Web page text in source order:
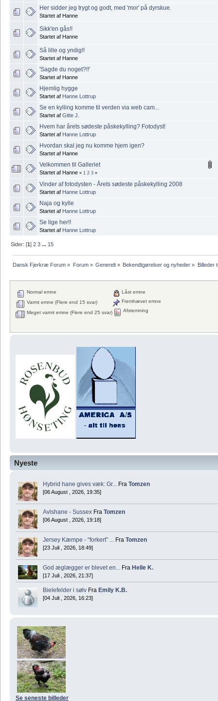
Nyeste
Hybrid hane gives væk: Gr... Fra Tomzen
[06 August , 2026, 19:35]
Avlshane - Sussex Fra Tomzen
[06 August , 2026, 19:18]
Jersey Kæmpe - “forkert” ... Fra Tomzen
[23 Juli , 2026, 18:49]
God æglægger er blevet en... Fra Helle K.
[17 Juli , 2026, 21:37]
Bielefelder i sølv Fra Emily K.B.
[04 Juli , 2026, 16:23]
Se seneste billeder
Her sidder jeg trygt og godt, med 'mor' på dyrskue.
Startet af Hanne
Sikk'en gås!!
Startet af Hanne
Så lille og yndig!!
Startet af Hanne
'Sagde du noget?!!'
Startet af Hanne
Hjemlig hygge
Startet af Hanne Lottrup
Se en kylling komme til verden via web cam...
Startet af Gitte J.
Hvem har årets sødeste påskekylling? Fotodyst!
Startet af Hanne Lottrup
Hvordan skal jeg nu komme hjem igen?
Startet af Hanne
Velkommen til Galleriet
Startet af Hanne « 1 2 3 »
Vinder af fotodysten - Årets sødeste påskekylling 2008
Startet af Hanne Lottrup
Naja og kylle
Startet af Hanne Lottrup
Se lige her!!
Startet af Hanne Lottrup
Sider: [1]2 3 ... 15
Dansk Fjerkræ Forum » Forum» Generelt» Bekendtgørelser og nyheder » Billeder
Normal emne
Varmt emne (Flere end 15 svar)
Meget varmt emne (Flere end 25 svar)
Låst emne
Fremhævet emne
Afstemning